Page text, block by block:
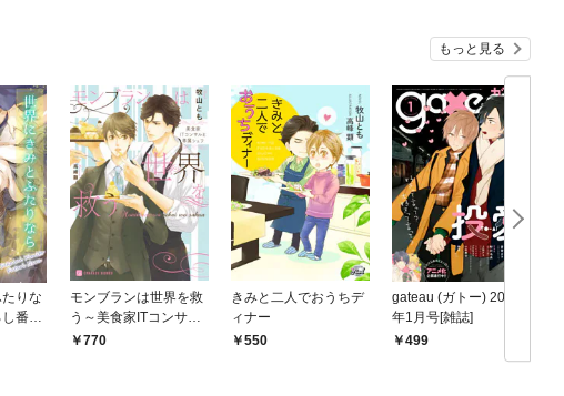
もっと見る
りな
番外
モンブランは世界を救
う～美食家ITコンサル
と専属シェフ～【特別
770
きみと二人でおうちデ
ィナー
550
gateau (ガトー) 2017
年1月号[雑誌]
499